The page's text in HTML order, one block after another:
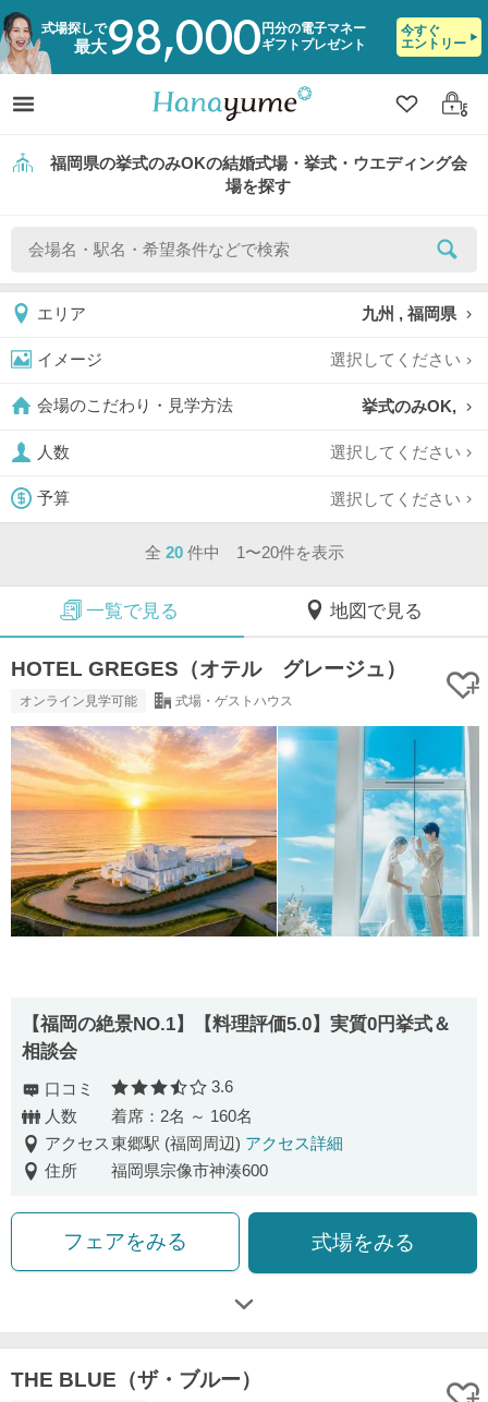
式場探しで
最大98,000 円分の電子マネー
ギフトプレゼント
今すぐ
エントリー
クリップ
ログ
福岡県の挙式のみOKの結婚式場・挙式・ウエディング会
場を探す
エリア 九州 , 福岡県
イメージ 選択してください
会場のこだわり・見学方法 挙式のみOK,
人数 選択してください
予算 選択してください
全 20 件中 1〜20件を表示
一覧で見る 地図で見る
HOTEL GREGES（オテル グレージュ）
オンライン見学可能 式場・ゲストハウス
【福岡の絶景NO.1】【料理評価5.0】実質0円挙式＆
相談会
口コミ 口コミ評価
3.6
人数
着席：2名 ～ 160名
アクセス東郷駅 (福岡周辺) アクセス詳細
住所
福岡県宗像市神湊600
フェアをみる 式場をみる
THE BLUE（ザ・ブルー）